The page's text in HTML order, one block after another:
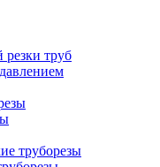
труб
труборезы